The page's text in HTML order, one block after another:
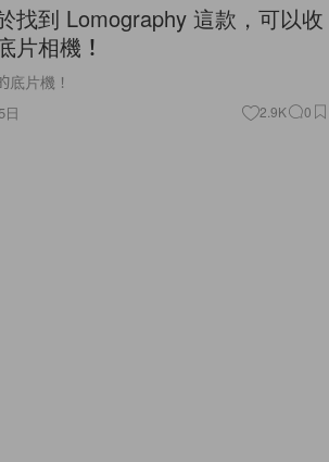
找到 Lomography 這款，可以收
片相機！
片機！
日 2.9K 0